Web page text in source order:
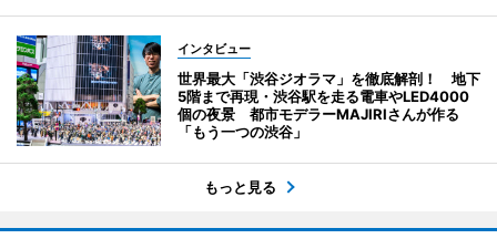
インタビュー
世界最大「渋谷ジオラマ」を徹底解剖！ 地下
5階まで再現・渋谷駅を走る電車やLED4000
個の夜景 都市モデラーMAJIRIさんが作る
「もう一つの渋谷」
もっと見る